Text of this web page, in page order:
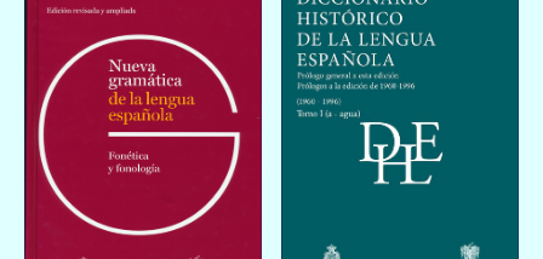
お買い物を続ける カートへ進む